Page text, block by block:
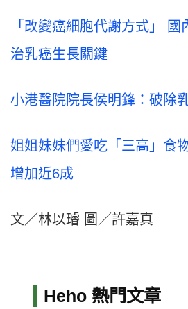
「改變癌細胞代謝方式」
治乳癌生長關鍵
小港醫院院長侯明鋒：破除
姐姐妹妹們愛吃「三高」食
增加近6成
文／林以璿 圖／許嘉真
Heho 熱門文章